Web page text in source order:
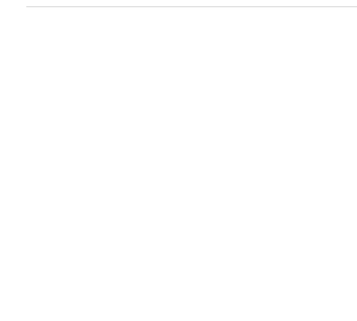
Различные форматы и виды